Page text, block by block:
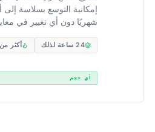
إمكانية التوسع بسلاسة
شهريًا دون أي تغيير في
24 ساعة لذلك أكثر
أي حجم